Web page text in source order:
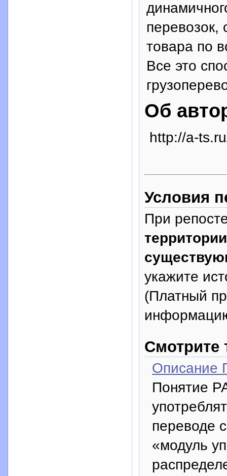
перевозок,
товара по
Все это
Об
http://a-
Условия
При
укажите
(Платный
Смотрите
Описание
Понятие
переводе
«модуль